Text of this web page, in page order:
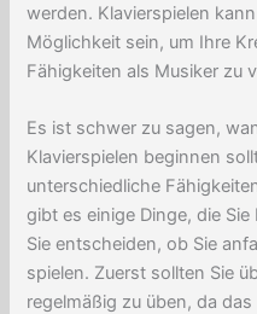
werden. Klavierspielen
Möglichkeit sein, um Ihre
Fähigkeiten als Musiker zu
Es ist schwer zu sagen,
Klavierspielen beginnen
unterschiedliche
gibt es einige Dinge, die
Sie entscheiden, ob Sie
spielen. Zuerst sollten Sie
regelmäßig zu üben, da